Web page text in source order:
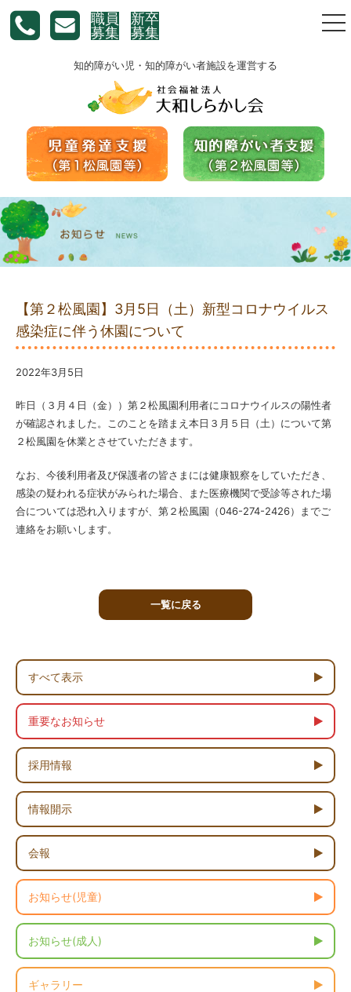
職員
募集
新卒
募集
知的障がい児・知的障がい者施設を運営する
【第２松風園】3月5日（土）新型コロナウイルス
感染症に伴う休園について
2022年3月5日
昨日（３月４日（金））第２松風園利用者にコロナウイルスの陽性者
が確認されました。このことを踏まえ本日３月５日（土）について第
２松風園を休業とさせていただきます。
なお、今後利用者及び保護者の皆さまには健康観察をしていただき、
感染の疑われる症状がみられた場合、また医療機関で受診等された場
合については恐れ入りますが、第２松風園（046-274-2426）までご
連絡をお願いします。
一覧に戻る
すべて表示
重要なお知らせ
採用情報
情報開示
会報
お知らせ(児童)
お知らせ(成人)
ギャラリー